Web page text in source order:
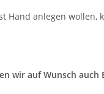
Hand anlegen wollen,
auf Wunsch auch